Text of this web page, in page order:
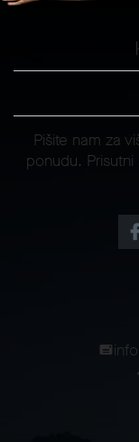
Pišite nam za
ponudu.